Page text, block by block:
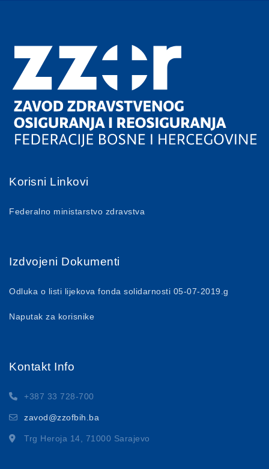
Korisni Linkovi
Federalno ministarstvo zdravstva
Izdvojeni Dokumenti
Odluka o listi lijekova fonda solidarnosti 05-07-2019.g
Naputak za korisnike
Kontakt Info
+387 33 728-700
zavod@zzofbih.ba
Trg Heroja 14, 71000 Sarajevo